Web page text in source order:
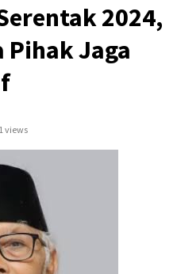
2024,
Pihak Jaga
views